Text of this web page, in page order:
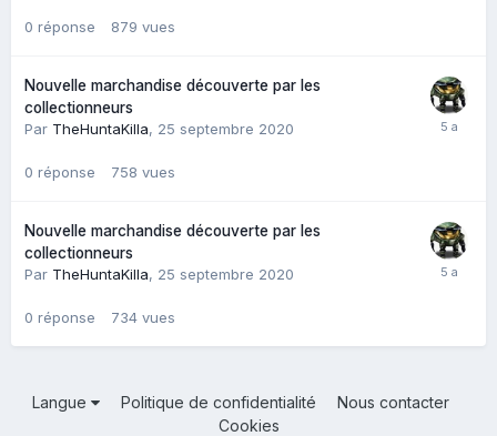
0 réponse 879 vues
Nouvelle marchandise découverte par les
collectionneurs
Par TheHuntaKilla, 25 septembre 2020
0 réponse 758 vues
Nouvelle marchandise découverte par les
collectionneurs
Par TheHuntaKilla, 25 septembre 2020
0 réponse 734 vues
Langue Politique de confidentialité
Nous contacter
Cookies